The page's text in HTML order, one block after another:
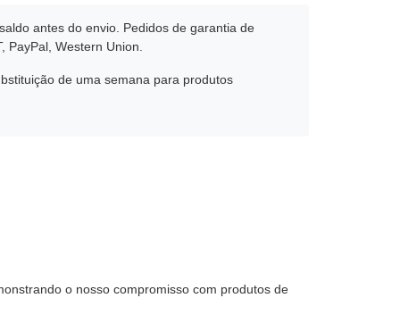
antes do envio. Pedidos de garantia de
Western Union.
de uma semana para produtos
o nosso compromisso com produtos de